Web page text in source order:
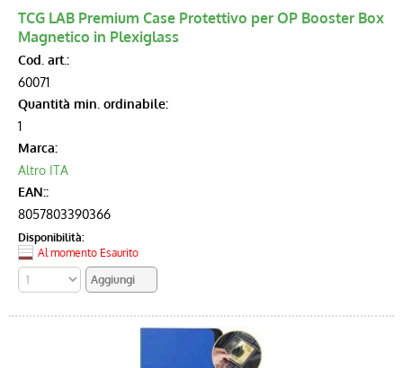
TCG LAB Premium Case Protettivo per OP Booster Box
Magnetico in Plexiglass
Cod. art.:
60071
Quantità min. ordinabile:
1
Marca:
Altro ITA
EAN::
8057803390366
Disponibilità:
Al momento Esaurito